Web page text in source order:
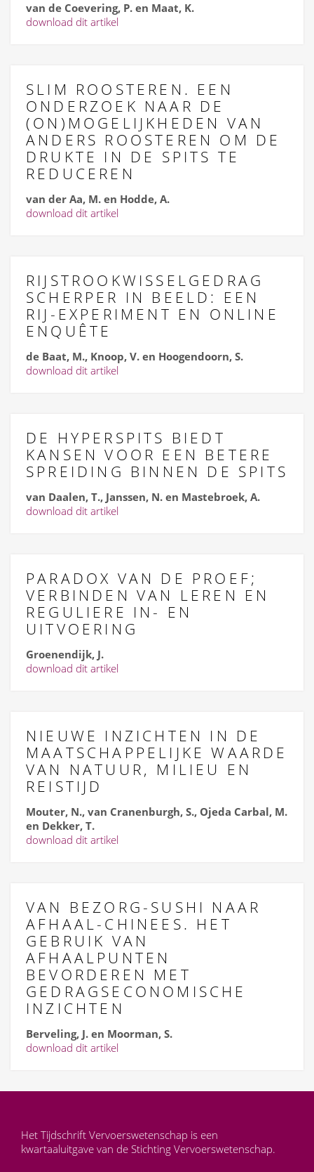
van de Coevering, P. en Maat, K.
download dit artikel
SLIM ROOSTEREN. EEN
ONDERZOEK NAAR DE
(ON)MOGELIJKHEDEN VAN
ANDERS ROOSTEREN OM DE
DRUKTE IN DE SPITS TE
REDUCEREN
van der Aa, M. en Hodde, A.
download dit artikel
RIJSTROOKWISSELGEDRAG
SCHERPER IN BEELD: EEN
RIJ-EXPERIMENT EN ONLINE
ENQUÊTE
de Baat, M., Knoop, V. en Hoogendoorn, S.
download dit artikel
DE HYPERSPITS BIEDT
KANSEN VOOR EEN BETERE
SPREIDING BINNEN DE SPITS
van Daalen, T., Janssen, N. en Mastebroek, A.
download dit artikel
PARADOX VAN DE PROEF;
VERBINDEN VAN LEREN EN
REGULIERE IN- EN
UITVOERING
Groenendijk, J.
download dit artikel
NIEUWE INZICHTEN IN DE
MAATSCHAPPELIJKE WAARDE
VAN NATUUR, MILIEU EN
REISTIJD
Mouter, N., van Cranenburgh, S., Ojeda Carbal, M.
en Dekker, T.
download dit artikel
VAN BEZORG-SUSHI NAAR
AFHAAL-CHINEES. HET
GEBRUIK VAN
AFHAALPUNTEN
BEVORDEREN MET
GEDRAGSECONOMISCHE
INZICHTEN
Berveling, J. en Moorman, S.
download dit artikel
Het Tijdschrift Vervoerswetenschap is een
kwartaaluitgave van de Stichting Vervoerswetenschap.